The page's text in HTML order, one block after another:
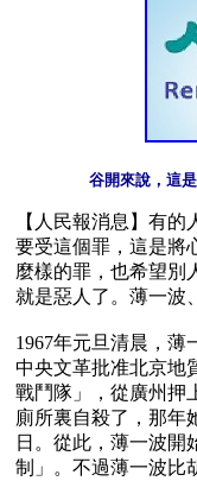
谷開來說，這
【人民報消息】有
要受這個罪，這是將
麼樣的罪，也希望別
就是惡人了。薄一波
1967年元旦清晨，薄
中央文革批准北京地
戰鬥隊」，從廣州押
廁所裏自殺了，那年
日。從此，薄一波開
制」。不過薄一波比